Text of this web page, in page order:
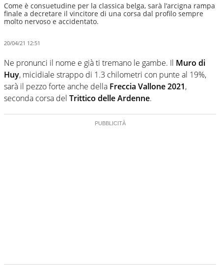
Come è consuetudine per la classica belga, sarà l’arcigna rampa
finale a decretare il vincitore di una corsa dal profilo sempre
molto nervoso e accidentato.
20/04/21 12:51
Ne pronunci il nome e già ti tremano le gambe. Il Muro di
Huy, micidiale strappo di 1.3 chilometri con punte al 19%,
sarà il pezzo forte anche della Freccia Vallone 2021,
seconda corsa del Trittico delle Ardenne.